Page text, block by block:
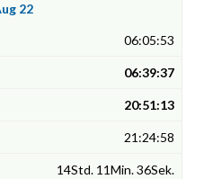
22
06:05:53
06:39:37
20:51:13
21:24:58
14Std. 11Min. 36Sek.